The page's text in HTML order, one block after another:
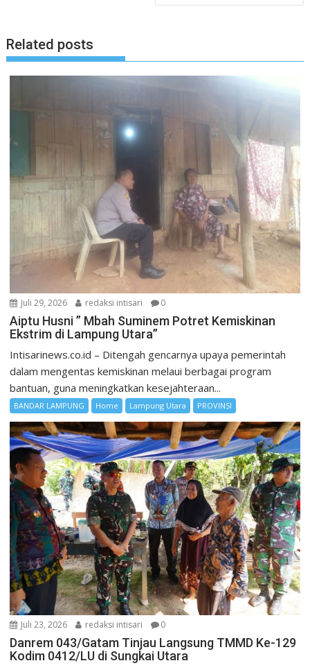
Related posts
Juli 29, 2026 redaksi intisari 0
Aiptu Husni ” Mbah Suminem Potret Kemiskinan
Ekstrim di Lampung Utara”
Intisarinews.co.id – Ditengah gencarnya upaya pemerintah
dalam mengentas kemiskinan melaui berbagai program
bantuan, guna meningkatkan kesejahteraan...
BANDAR LAMPUNG Home Lampung Utara PROVINSI
Juli 23, 2026 redaksi intisari 0
Danrem 043/Gatam Tinjau Langsung TMMD Ke-129
Kodim 0412/LU di Sungkai Utara